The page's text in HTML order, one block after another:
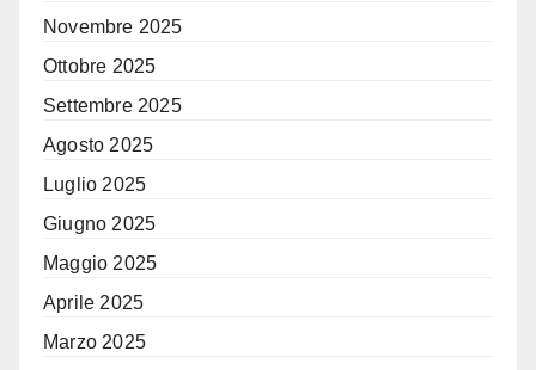
Novembre 2025
Ottobre 2025
Settembre 2025
Agosto 2025
Luglio 2025
Giugno 2025
Maggio 2025
Aprile 2025
Marzo 2025